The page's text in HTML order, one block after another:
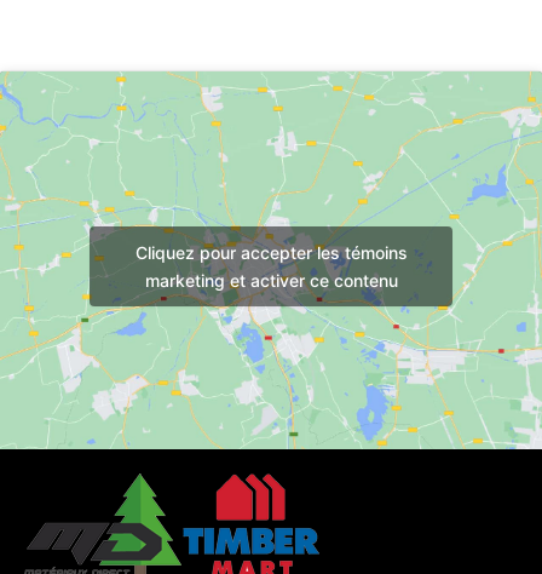
Cliquez pour accepter les témoins
marketing et activer ce contenu